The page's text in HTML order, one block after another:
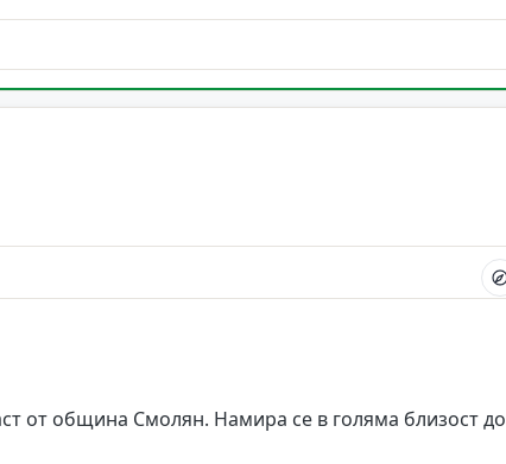
от община Смолян. Намира се в голяма близост до